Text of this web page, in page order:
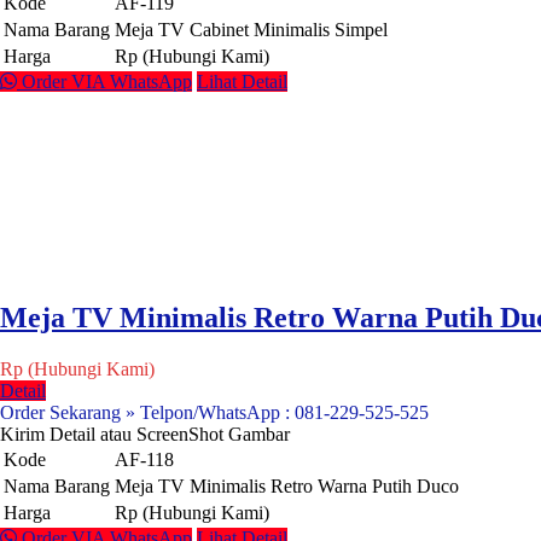
Nama Barang Meja TV Cabinet Minimalis Simpel
Harga
Rp (Hubungi Kami)
Order VIA WhatsApp Lihat Detail
Meja TV Minimalis Retro Warna Putih
Rp (Hubungi Kami)
Detail
Order Sekarang » Telpon/WhatsApp : 081-229-525-525
Kirim Detail atau ScreenShot Gambar
Kode
AF-118
Nama Barang Meja TV Minimalis Retro Warna Putih Duco
Harga
Rp (Hubungi Kami)